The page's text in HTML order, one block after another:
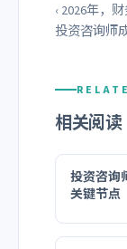
‹ 2026年，
投资咨询师
相关阅读
投资咨询
关键节点